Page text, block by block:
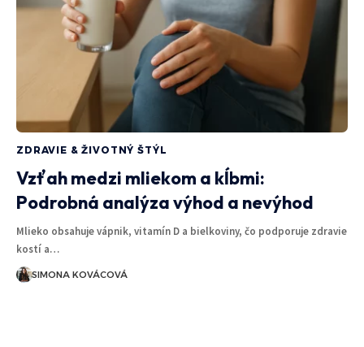
ZDRAVIE & ŽIVOTNÝ ŠTÝL
Vzťah medzi mliekom a kĺbmi:
Podrobná analýza výhod a nevýhod
Mlieko obsahuje vápnik, vitamín D a bielkoviny, čo podporuje zdravie
kostí a…
SIMONA KOVÁCOVÁ